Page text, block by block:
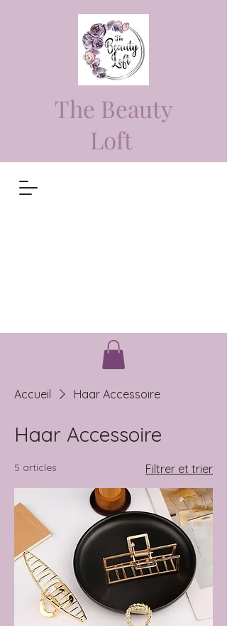
The Beauty
Loft
Accueil Haar Accessoire
Haar Accessoire
5 articles Filtrer et trier